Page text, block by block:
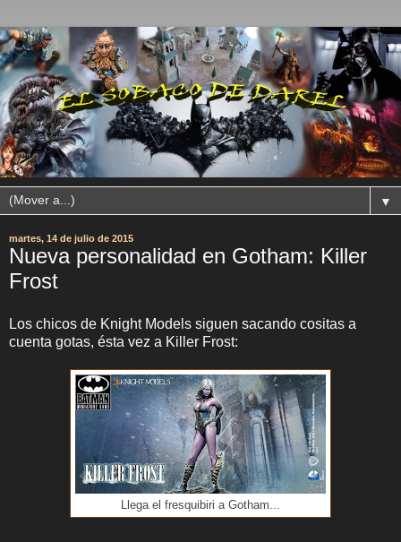
▼
martes, 14 de julio de 2015
Nueva personalidad en Gotham: Killer
Frost
Los chicos de Knight Models siguen sacando cositas a
cuenta gotas, ésta vez a Killer Frost:
Llega el fresquibiri a Gotham...